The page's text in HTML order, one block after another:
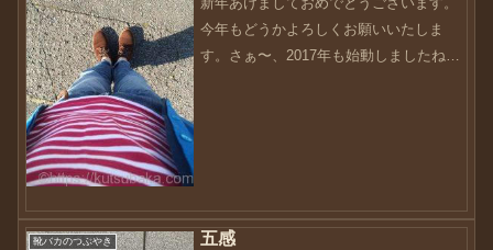
今年もどうかよろしくお願いいたしま
す。さぁ〜、2017年も始動しましたね〜
靴バカのつぶやき 五感